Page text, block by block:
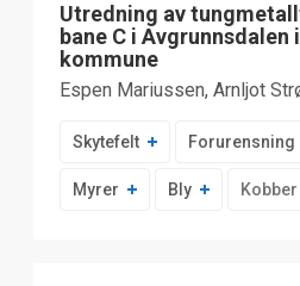
Utredning av
bane C i Avgrunnsdalen
kommune
Espen Mariussen, Arnljot
Skytefelt Forurensning
Myrer Bly Kobber